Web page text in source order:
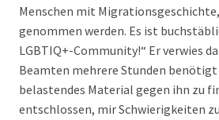
Menschen mit
genommen werden. Es ist
LGBTIQ+-Community!“ Er verwies
Beamten mehrere Stunden
belastendes Material gegen ihn zu
entschlossen, mir Schwierigkeiten